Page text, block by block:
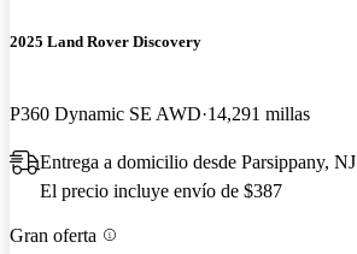
2025 Land Rover Discovery
P360 Dynamic SE AWD 14,291 millas
Entrega a domicilio desde Parsippany, NJ
El precio incluye envío de $387
Gran oferta